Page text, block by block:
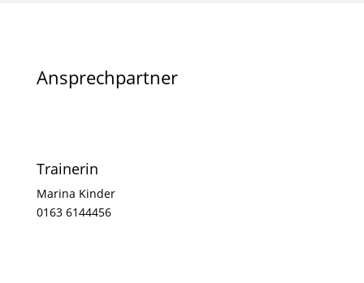
Ansprechpartner
Trainerin
Marina Kinder
0163 6144456